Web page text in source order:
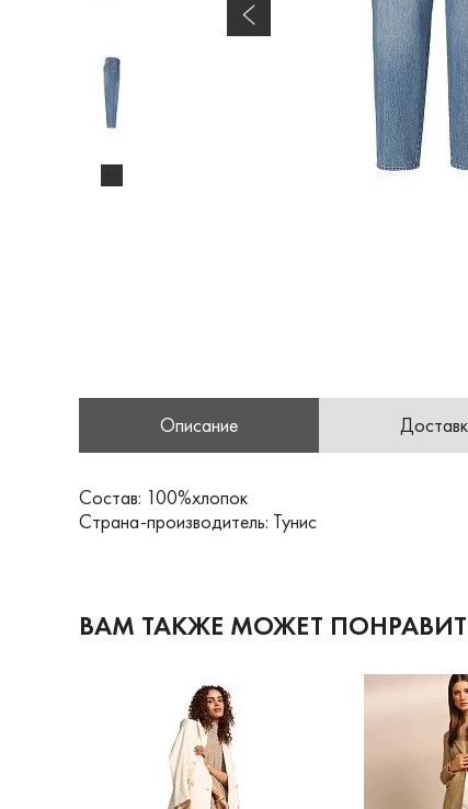
Описание
Состав: 100%хлопок
Страна-производитель: Тунис
ВАМ ТАКЖЕ МОЖЕТ